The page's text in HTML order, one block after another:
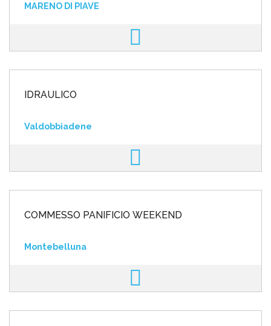
MARENO DI PIAVE
IDRAULICO
Valdobbiadene
COMMESSO PANIFICIO WEEKEND
Montebelluna